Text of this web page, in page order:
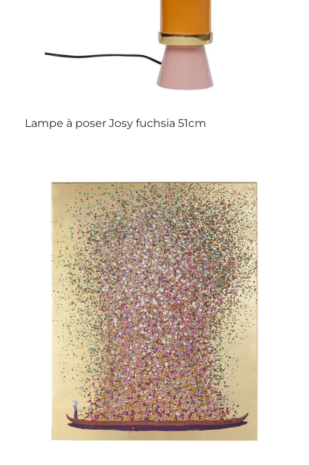
Lampe à poser Josy fuchsia 51cm